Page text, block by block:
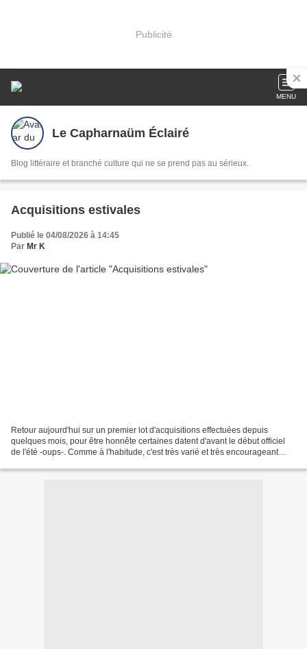
Publicité
MENU
Le Capharnaüm Éclairé
Blog littéraire et branché culture qui ne se prend pas au sérieux.
Acquisitions estivales
Publié le 04/08/2026 à 14:45
Par Mr K
Retour aujourd'hui sur un premier lot d'acquisitions effectuées depuis
quelques mois, pour être honnête certaines datent d'avant le début officiel
de l'été -oups-. Comme à l'habitude, c'est très varié et très encourageant